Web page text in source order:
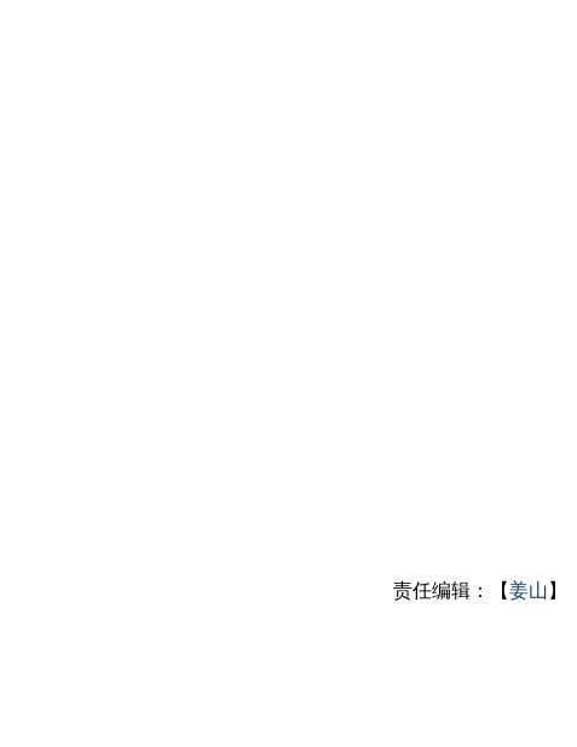
责任编辑：【姜山 】